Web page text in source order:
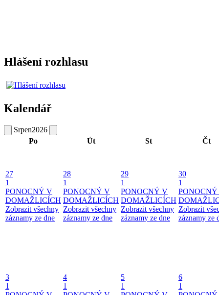
Hlášení rozhlasu
Kalendář
Srpen2026
Po
Út St Čt
27
1
PONOCNÝ V
DOMAŽLICÍCH
Zobrazit všechny
záznamy ze dne
28
1
PONOCNÝ V
DOMAŽLICÍCH
Zobrazit všechny
záznamy ze dne
29
1
PONOCNÝ V
DOMAŽLICÍCH
Zobrazit všechny
záznamy ze dne
30
1
Zobrazit
záznamy ze
3
1
4
1
5
1
6
1